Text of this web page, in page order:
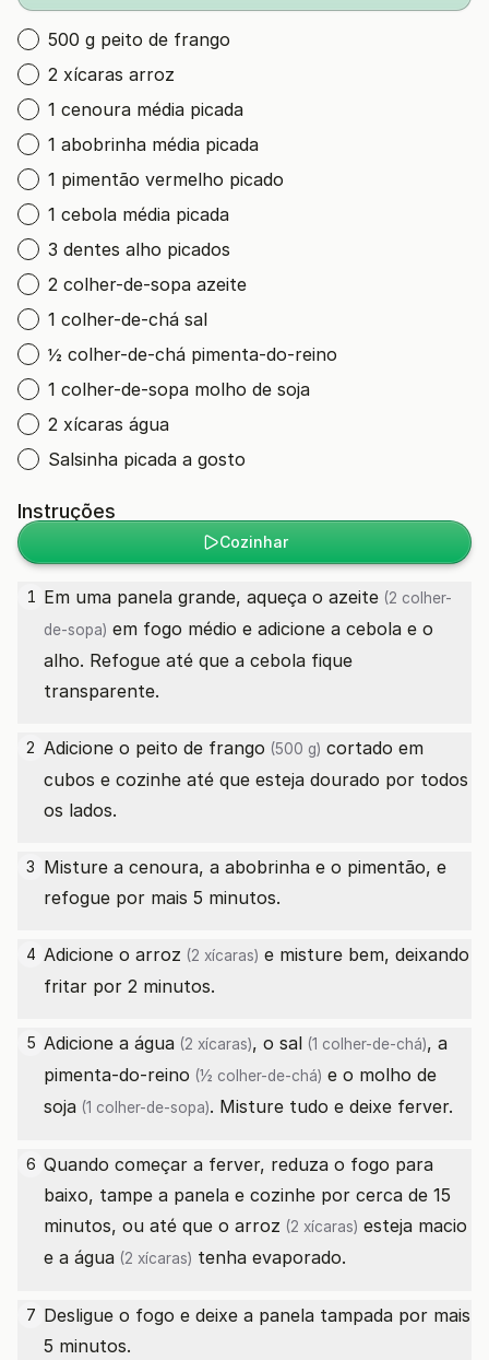
500 g peito de frango
2 xícaras arroz
1 cenoura média picada
1 abobrinha média picada
1 pimentão vermelho picado
1 cebola média picada
3 dentes alho picados
2 colher-de-sopa azeite
1 colher-de-chá sal
½ colher-de-chá pimenta-do-reino
1 colher-de-sopa molho de soja
2 xícaras água
Salsinha picada a gosto
Instruções
Cozinhar
1 Em uma panela grande, aqueça o azeite (2 colher-
de-sopa) em fogo médio e adicione a cebola e o
alho. Refogue até que a cebola fique
transparente.
2 Adicione o peito de frango (500 g) cortado em
cubos e cozinhe até que esteja dourado por todos
os lados.
3 Misture a cenoura, a abobrinha e o pimentão, e
refogue por mais 5 minutos.
4 Adicione o arroz (2 xícaras) e misture bem, deixando
fritar por 2 minutos.
5 Adicione a água (2 xícaras), o sal (1 colher-de-chá), a
pimenta-do-reino (½ colher-de-chá) e o molho de
soja (1 colher-de-sopa). Misture tudo e deixe ferver.
6 Quando começar a ferver, reduza o fogo para
baixo, tampe a panela e cozinhe por cerca de 15
minutos, ou até que o arroz (2 xícaras) esteja macio
e a água (2 xícaras) tenha evaporado.
7 Desligue o fogo e deixe a panela tampada por mais
5 minutos.